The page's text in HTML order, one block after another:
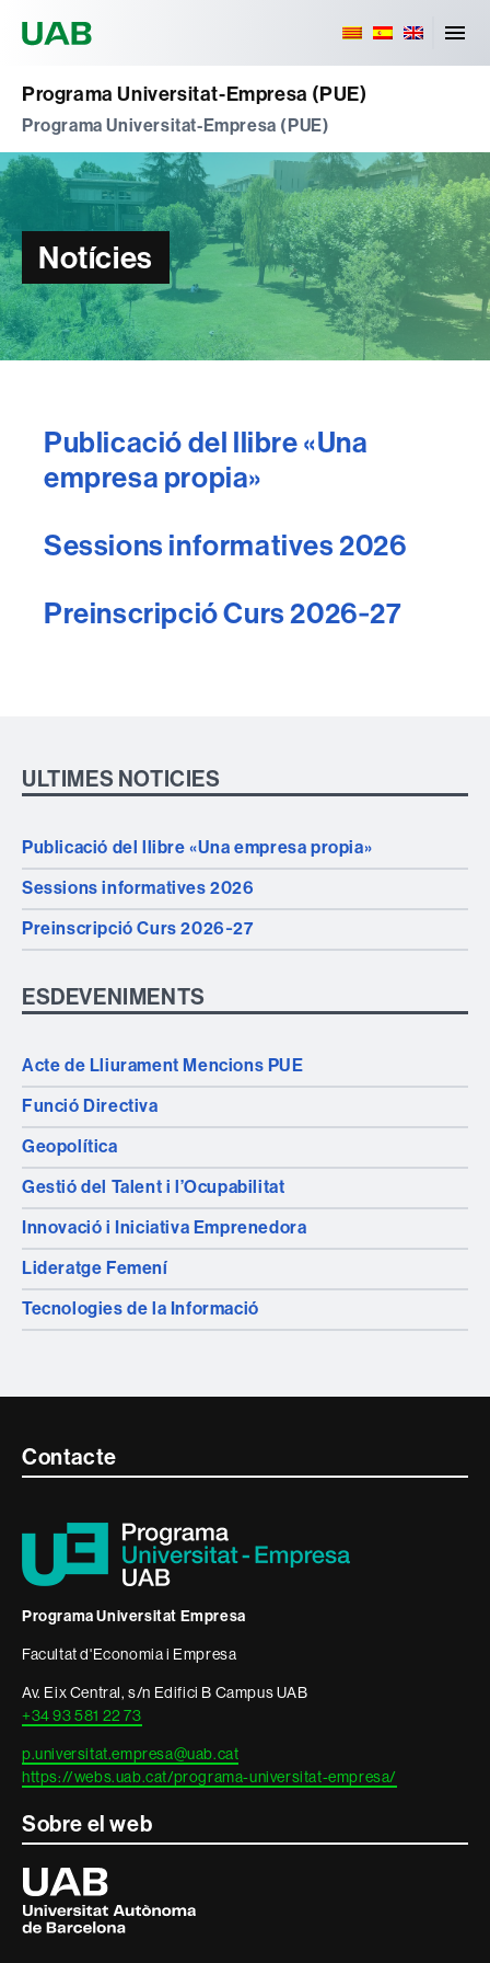
Programa Universitat-Empresa (PUE)
Programa Universitat-Empresa (PUE)
Notícies
Publicació del llibre «Una
empresa propia»
Sessions informatives 2026
Preinscripció Curs 2026‑27
ULTIMES NOTICIES
Publicació del llibre «Una empresa propia»
Sessions informatives 2026
Preinscripció Curs 2026‑27
ESDEVENIMENTS
Acte de Lliurament Mencions PUE
Funció Directiva
Geopolítica
Gestió del Talent i l’Ocupabilitat
Innovació i Iniciativa Emprenedora
Lideratge Femení
Tecnologies de la Informació
Contacte
informació
legal
Contacte
Programa Universitat Empresa
Facultat d'Economia i Empresa
Av. Eix Central, s/n Edifici B Campus UAB
+34 93 581 22 73
p.universitat.empresa@uab.cat
https://webs.uab.cat/programa-universitat-empresa/
Sobre el web
Universitat
Autònoma
de
Barcelona